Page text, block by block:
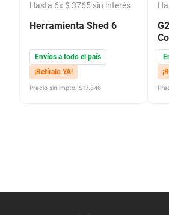
Hasta 6x $ 3765sin interés
Herramienta Shed 6
Envíos a todo el país
¡Retíralo YA!
Precio sin impto. $17.846